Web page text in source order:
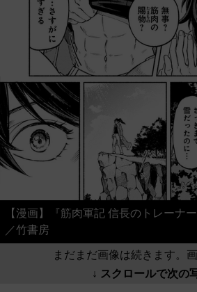
【漫画】『筋肉軍記 信長のトレーナ
／竹書房
まだまだ画像は続きます。
↓ スクロールで次の